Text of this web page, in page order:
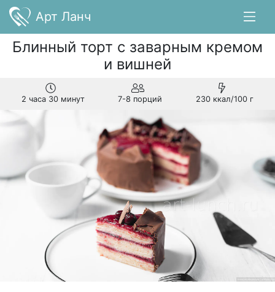
Арт Ланч
Блинный торт с заварным кремом
и вишней
2 часа 30 минут 7-8 порций 230 ккал/100 г